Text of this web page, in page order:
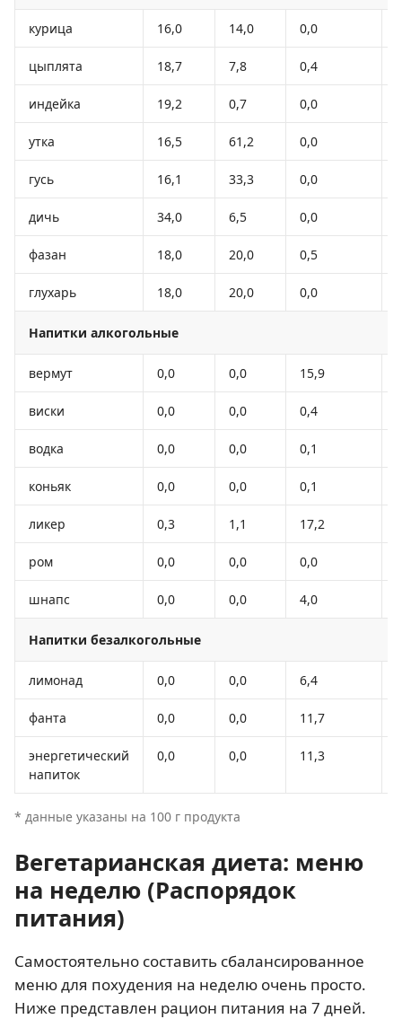
курица 16,0 14,0 0,0
цыплята 18,7 7,8 0,4
индейка 19,2 0,7 0,0
утка 16,5 61,2 0,0
гусь 16,1 33,3 0,0
дичь 34,0 6,5 0,0
фазан 18,0 20,0 0,5
глухарь 18,0 20,0 0,0
Напитки алкогольные
вермут 0,0 0,0 15,9
виски 0,0 0,0 0,4
водка 0,0 0,0 0,1
коньяк 0,0 0,0 0,1
ликер 0,3 1,1 17,2
ром 0,0 0,0 0,0
шнапс 0,0 0,0 4,0
Напитки безалкогольные
лимонад 0,0 0,0 6,4
фанта 0,0 0,0 11,7
энергетический
напиток
0,0 0,0 11,3
* данные указаны на 100 г продукта
Вегетарианская диета: меню
на неделю (Распорядок
питания)
Самостоятельно составить сбалансированное
меню для похудения на неделю очень просто.
Ниже представлен рацион питания на 7 дней.